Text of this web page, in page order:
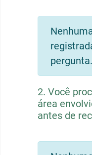
pergunta.
2. Você
área
antes de